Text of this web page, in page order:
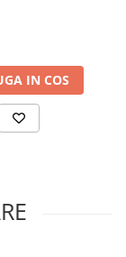
IN COS